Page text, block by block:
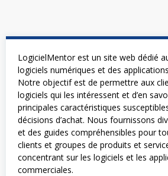
LogicielMentor est un site web dédié
logiciels numériques et des
Notre objectif est de permettre aux
logiciels qui les intéressent et d’en
principales caractéristiques
décisions d’achat. Nous fournissons
et des guides compréhensibles pour
clients et groupes de produits et
concentrant sur les logiciels et les
commerciales.